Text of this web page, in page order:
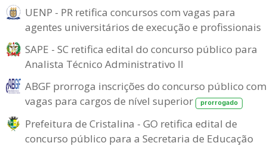
UENP - PR retifica concursos com vagas para
agentes universitários de execução e profissionais
SAPE - SC retifica edital do concurso público para
Analista Técnico Administrativo II
ABGF prorroga inscrições do concurso público com
vagas para cargos de nível superior
prorrogado
Prefeitura de Cristalina - GO retifica edital de
concurso público para a Secretaria de Educação